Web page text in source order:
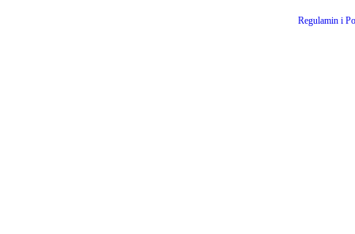
Regulamin i